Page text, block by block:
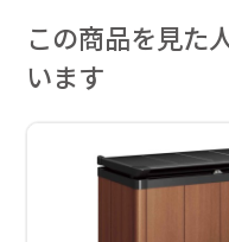
この商品を見た
います